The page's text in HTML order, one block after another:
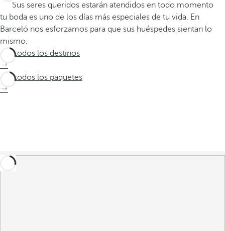
Sus seres queridos estarán atendidos en todo momento
tu boda es uno de los días más especiales de tu vida. En
Barceló nos esforzamos para que sus huéspedes sientan lo
mismo.
Ver todos los destinos
Ver todos los paquetes